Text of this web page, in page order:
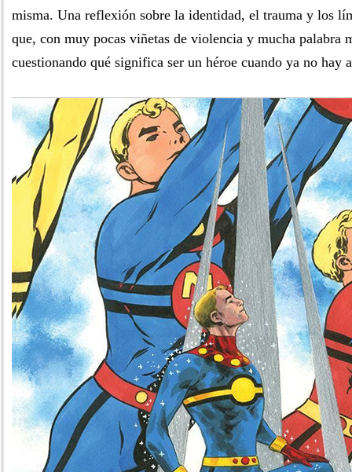
misma. Una reflexión sobre la identidad, el trauma y los
que, con muy pocas viñetas de violencia y mucha palabra
cuestionando qué significa ser un héroe cuando ya no hay